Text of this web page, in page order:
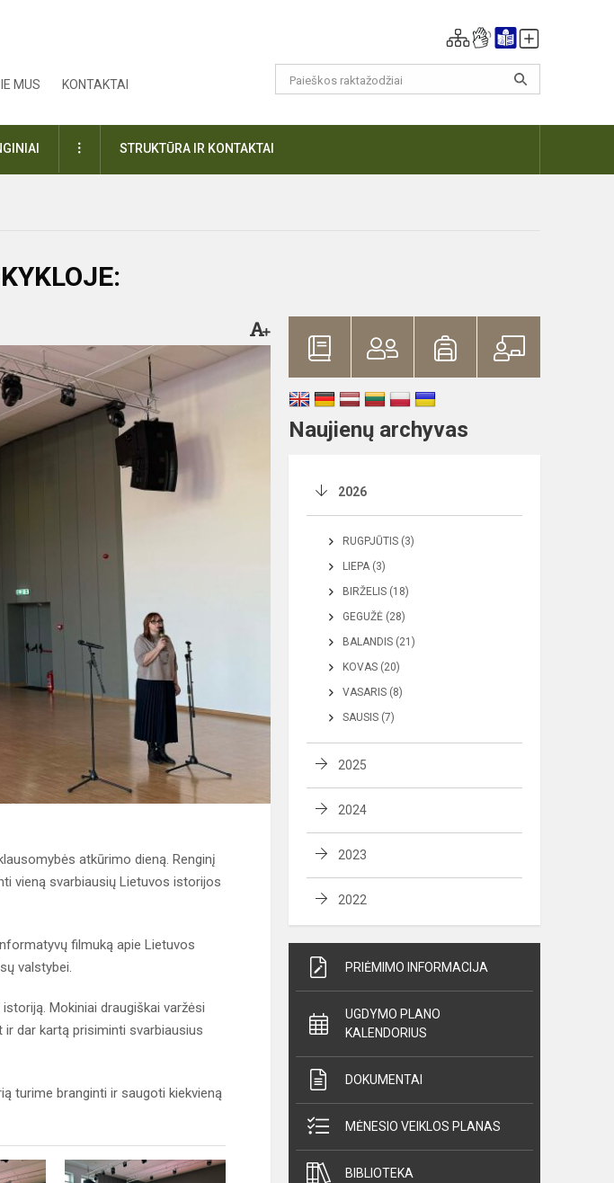
MUS KONTAKTAI
DAUGIAUSTRUKTŪRA IR KONTAKTAI
atkūrimo dieną. Renginį
vieną svarbiausių Lietuvos istorijos
filmuką apie Lietuvos
valstybei.
Mokiniai draugiškai varžėsi
ir dar kartą prisiminti svarbiausius
turime branginti ir saugoti kiekvieną
Naujienų archyvas
2026
RUGPJŪTIS (3)
LIEPA (3)
BIRŽELIS (18)
GEGUŽĖ (28)
BALANDIS (21)
KOVAS (20)
VASARIS (8)
SAUSIS (7)
2025
2024
2023
2022
PRIĖMIMO INFORMACIJA
UGDYMO PLANO
KALENDORIUS
DOKUMENTAI
MĖNESIO VEIKLOS PLANAS
BIBLIOTEKA